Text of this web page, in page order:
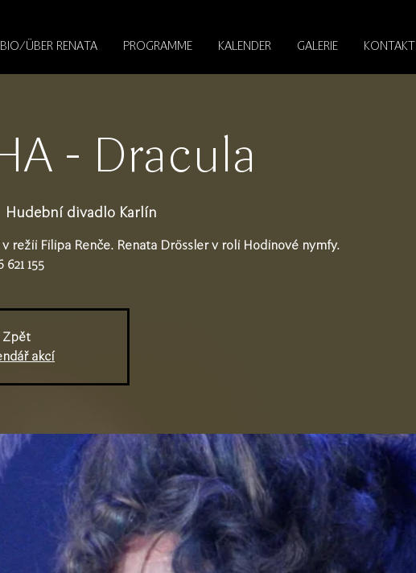
BIO/ÜBER RENATA PROGRAMME KALENDER GALERIE KONTAKT
- Dracula
Hudební divadlo Karlín
režii Filipa Renče. Renata Drössler v roli Hodinové nymfy.
155
Zpět
akcí